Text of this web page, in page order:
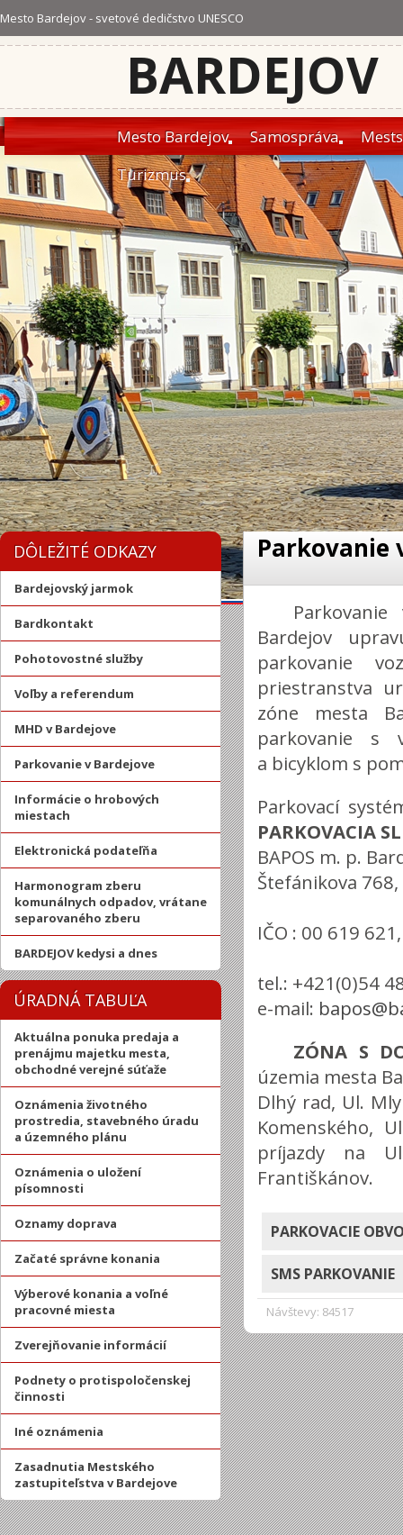
Mesto Bardejov - svetové dedičstvo UNESCO
BARDEJOV
Mesto Bardejov Samospráva
Turizmus
DÔLEŽITÉ ODKAZY
Bardejovský jarmok
Bardkontakt
Pohotovostné služby
Voľby a referendum
MHD v Bardejove
Parkovanie v Bardejove
Informácie o hrobových
miestach
Elektronická podateľňa
Harmonogram zberu
komunálnych odpadov, vrátane
separovaného zberu
BARDEJOV kedysi a dnes
ÚRADNÁ TABUĽA
Aktuálna ponuka predaja a
prenájmu majetku mesta,
obchodné verejné súťaže
Oznámenia životného
prostredia, stavebného úradu
a územného plánu
Oznámenia o uložení
písomnosti
Oznamy doprava
Začaté správne konania
Výberové konania a voľné
pracovné miesta
Zverejňovanie informácií
Podnety o protispoločenskej
činnosti
Iné oznámenia
Zasadnutia Mestského
zastupiteľstva v Bardejove
Parkovanie
Návštevy: 84517
Bardejov
parkovanie
priestranstva
zóne mesta
parkovanie s
a bicyklom s
Parkovací
PARKOVACIA
BAPOS m. p.
Štefánikova
IČO : 00 619
tel.: +421(0)54
e-mail:
ZÓNA S
územia mesta
Dlhý rad, Ul.
Komenského,
príjazdy na
Františkánov.
PARKOVACIE
SMS PARKOVANIE